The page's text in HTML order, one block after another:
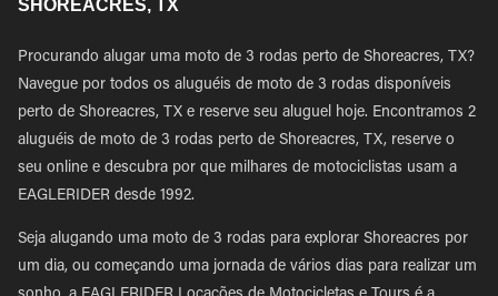
SHOREACRES, TX
Procurando alugar uma moto de 3 rodas perto de Shoreacres, TX?
Navegue por todos os aluguéis de moto de 3 rodas disponíveis
perto de Shoreacres, TX e reserve seu aluguel hoje. Encontramos 2
aluguéis de moto de 3 rodas perto de Shoreacres, TX, reserve o
seu online e descubra por que milhares de motociclistas usam a
EAGLERIDER desde 1992.
Seja alugando uma moto de 3 rodas para explorar Shoreacres por
um dia, ou começando uma jornada de vários dias para realizar um